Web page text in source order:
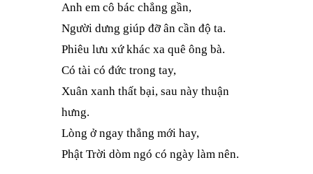
Anh em cô bác chẳng gần,
Người dưng giúp đỡ ân cần độ ta.
Phiêu lưu xứ khác xa quê ông bà.
Có tài có đức trong tay,
Xuân xanh thất bại, sau này thuận
hưng.
Lòng ở ngay thẳng mới hay,
Phật Trời dòm ngó có ngày làm nên.